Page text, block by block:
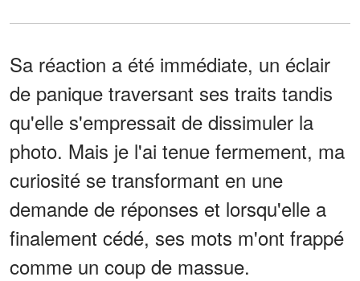
Sa réaction a été immédiate, un éclair
de panique traversant ses traits tandis
qu'elle s'empressait de dissimuler la
photo. Mais je l'ai tenue fermement, ma
curiosité se transformant en une
demande de réponses et lorsqu'elle a
finalement cédé, ses mots m'ont frappé
comme un coup de massue.